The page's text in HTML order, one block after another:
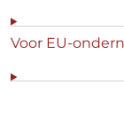
Voor EU-